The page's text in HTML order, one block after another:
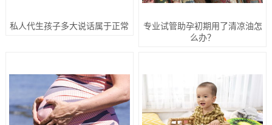
私人代生孩子多大说话属于正常
专业试管助孕初期用了清凉油怎
么办？